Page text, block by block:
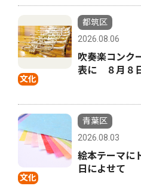
文化
都筑区
2026.08.06
吹奏楽コンク
表に ８月８
文化
青葉区
2026.08.03
絵本テーマに
日によせて